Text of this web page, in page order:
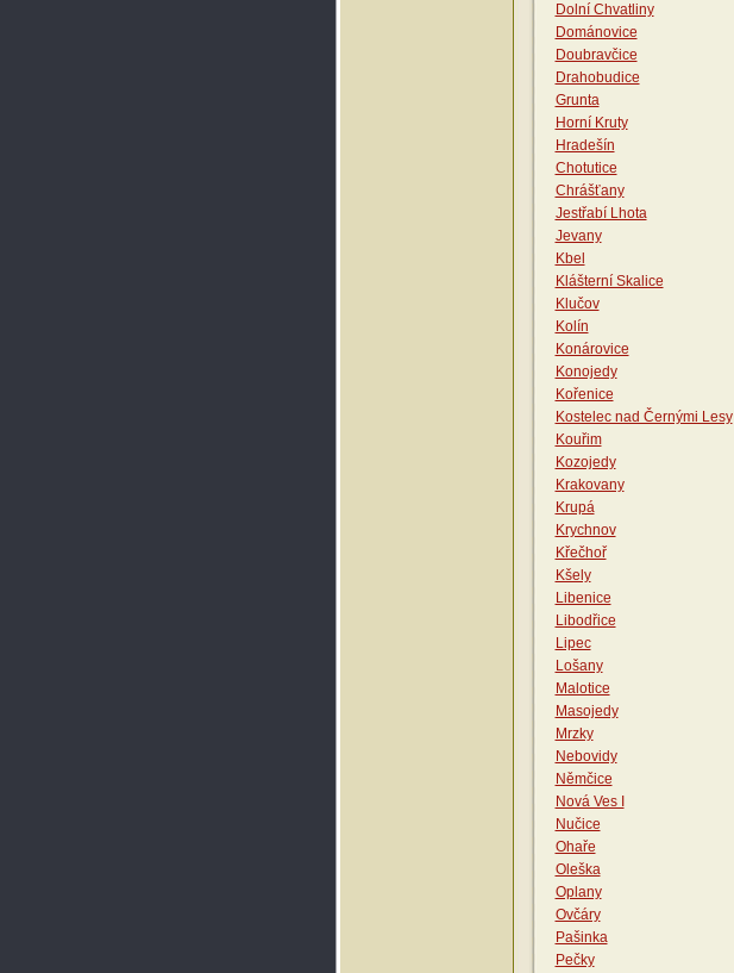
Dolní Chvatliny
Dománovice
Doubravčice
Drahobudice
Grunta
Horní Kruty
Hradešín
Chotutice
Chrášťany
Jestřabí Lhota
Jevany
Kbel
Klášterní Skalice
Klučov
Kolín
Konárovice
Konojedy
Kořenice
Kostelec nad Černými Lesy
Kouřim
Kozojedy
Krakovany
Krupá
Krychnov
Křečhoř
Kšely
Libenice
Libodřice
Lipec
Lošany
Malotice
Masojedy
Mrzky
Nebovidy
Němčice
Nová Ves I
Nučice
Ohaře
Oleška
Oplany
Ovčáry
Pašinka
Pečky